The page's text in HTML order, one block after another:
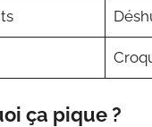
ça pique ?